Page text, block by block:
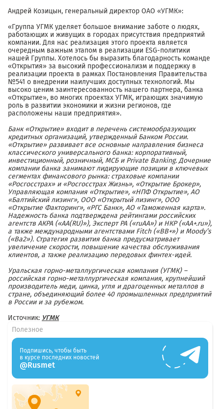
Андрей Козицын, генеральный директор ОАО «УГМК»:
«Группа УГМК уделяет большое внимание заботе о людях,
работающих и живущих в городах присутствия предприятий
компании. Для нас реализация этого проекта является
очередным важным этапом в реализации ESG-политики
нашей Группы. Хотелось бы выразить благодарность команде
«Открытия» за высокий профессионализм и поддержку в
реализации проекта в рамках Постановления Правительства
№541 о внедрении наилучших доступных технологий. Мы
высоко ценим заинтересованность нашего партнера, банка
«Открытие», во многих проектах УГМК, играющих значимую
роль в развитии экономики и жизни регионов, где
расположены наши предприятия».
Банк «Открытие»входит в перечень системообразующих
кредитных организаций, утвержденный Банком России.
«Открытие» развивает все основные направления бизнеса
классического универсального банка: корпоративный,
инвестиционный, розничный, МСБ и Private Banking. Дочерние
компании банка занимают лидирующие позиции в ключевых
сегментах финансового рынка: страховые компании
«Росгосстрах» и «Росгосстрах Жизнь», «Открытие Брокер»,
Управляющая компания «Открытие», «НПФ Открытие», АО
«Балтийский лизинг», ООО «Открытый лизинг», ООО
«Открытие Факторинг», «РГС Банк», АО «Таможенная карта».
Надежность банка подтверждена рейтингами российских
агентств АКРА («АА(RU)»), Эксперт РА («ruAA») и НКР («АA+.ru»),
а также международными агентствами Fitch («BB+») и Moody’s
(«Ba2»). Стратегия развития банка предусматривает
увеличение скорости, повышение качества обслуживания
клиентов, а также реализацию передовых финтех-идей.
Уральская горно-металлургическая компания (УГМК)–
российская горно-металлургическая компания, крупнейший
производитель меди, цинка, угля и драгоценных металлов в
стране, объединяющий более 40 промышленных предприятий
в России и за рубежом.
Источник: УГМК
Полезное
Подпишись, чтобы быть
в курсе последних новостей
@Rusmet